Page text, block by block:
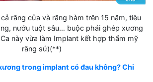
răng cửa và răng hàm trên 15 năm, tiêu
nướu tuột sâu… buộc phải ghép xương
này vừa làm Implant kết hợp thẩm mỹ
răng sứ)(**)
trong implant có đau không? Chi